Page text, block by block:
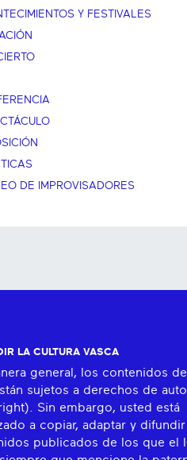
Y FESTIVALES
DE IMPROVISADORES
LA CULTURA VASCA
general, los contenidos
sujetos a derechos de
Sin embargo, usted está
a copiar, adaptar y
publicados de los que el